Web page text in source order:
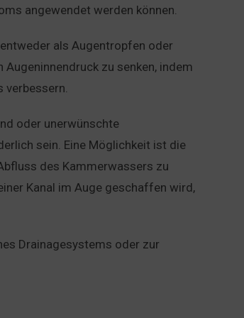
angewendet werden können.
als Augentropfen oder
zu senken, indem
verbessern.
oder unerwünschte
sein. Eine Möglichkeit ist die
des Kammerwassers zu
Kanal im Auge geschaffen wird,
Drainagesystems oder zur